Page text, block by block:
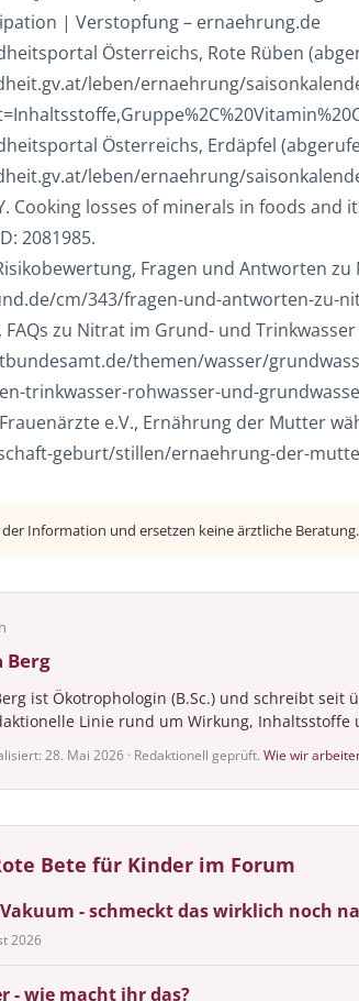
| Verstopfung – ernaehrung.de
Österreichs, Rote Rüben
leben/ernaehrung/
Österreichs, Erdäpfel
leben/ernaehrung/
Cooking losses of minerals in foods and
2081985.
Fragen und Antworten
cm/343/fragen-und-antworten-zu-
zu Nitrat im Grund- und
themen/wasser/
trinkwasser-rohwasser-und-
e.V., Ernährung der Mutter
geburt/stillen/ernaehrung-der-
Information und ersetzen keine ärztliche
Berg
ist Ökotrophologin (B.Sc.) und schreibt
Linie rund um Wirkung,
28. Mai 2026 · Redaktionell geprüft. Wie wir
Bete für Kinder im Forum
- schmeckt das wirklich noch
2026
- wie macht ihr das?